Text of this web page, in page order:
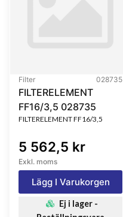
Filter 028735
FILTERELEMENT
FF16/3,5 028735
FILTERELEMENT FF16/3,5
5 562,5 kr
Exkl. moms
Lägg I Varukorgen
Ej i lager -